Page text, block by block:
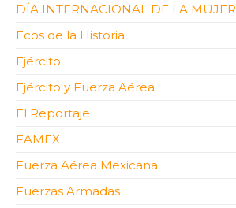
DÍA INTERNACIONAL DE LA MUJER
Ecos de la Historia
Ejército
Ejército y Fuerza Aérea
El Reportaje
FAMEX
Fuerza Aérea Mexicana
Fuerzas Armadas